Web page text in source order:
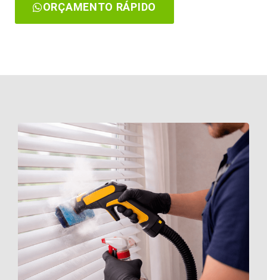
ORÇAMENTO RÁPIDO